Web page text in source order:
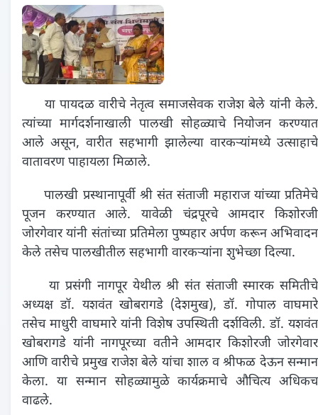
या पायदळ वारीचे नेतृत्व समाजसेवक राजेश बेले यांनी केले.
त्यांच्या मार्गदर्शनाखाली पालखी सोहळ्याचे नियोजन करण्यात
आले असून, वारीत सहभागी झालेल्या वारकऱ्यांमध्ये उत्साहाचे
वातावरण पाहायला मिळाले.
पालखी प्रस्थानापूर्वी श्री संत संताजी महाराज यांच्या प्रतिमेचे
पूजन करण्यात आले. यावेळी चंद्रपूरचे आमदार किशोरजी
जोरगेवार यांनी संतांच्या प्रतिमेला पुष्पहार अर्पण करून अभिवादन
केले तसेच पालखीतील सहभागी वारकऱ्यांना शुभेच्छा दिल्या.
या प्रसंगी नागपूर येथील श्री संत संताजी स्मारक समितीचे
अध्यक्ष डॉ. यशवंत खोबरागडे (देशमुख), डॉ. गोपाल वाघमारे
तसेच माधुरी वाघमारे यांनी विशेष उपस्थिती दर्शविली. डॉ. यशवंत
खोबरागडे यांनी नागपूरच्या वतीने आमदार किशोरजी जोरगेवार
आणि वारीचे प्रमुख राजेश बेले यांचा शाल व श्रीफळ देऊन सन्मान
केला. या सन्मान सोहळ्यामुळे कार्यक्रमाचे औचित्य अधिकच
वाढले.